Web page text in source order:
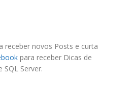
receber novos Posts e curta
para receber Dicas de
SQL Server.